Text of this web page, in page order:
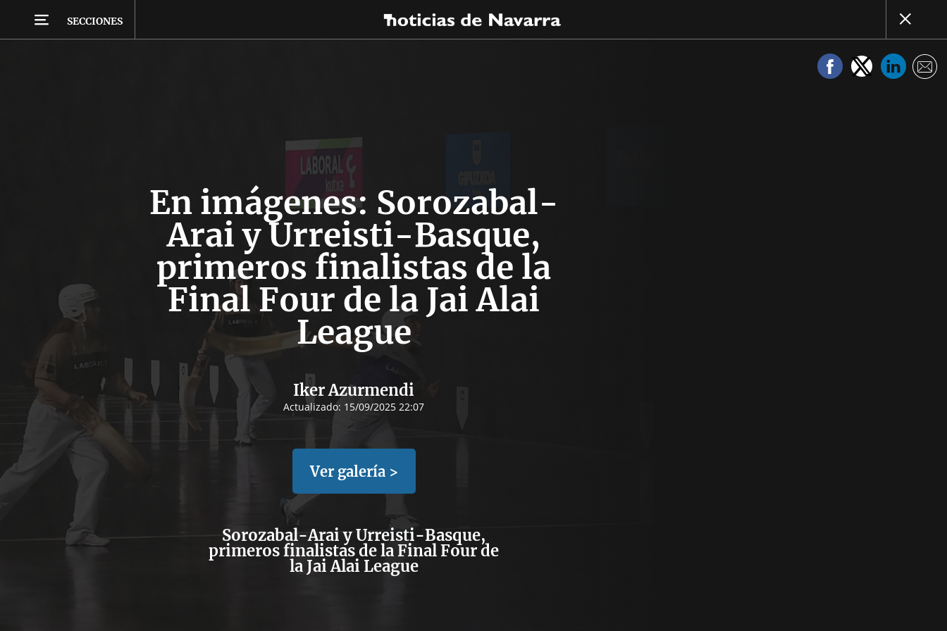
SECCIONES
En imágenes: Sorozabal-
Arai y Urreisti-Basque,
primeros finalistas de la
Final Four de la Jai Alai
League
Iker Azurmendi
Actualizado: 15/09/2025 22:07
Ver galería >
Sorozabal-Arai y Urreisti-Basque,
primeros finalistas de la Final Four de
la Jai Alai League